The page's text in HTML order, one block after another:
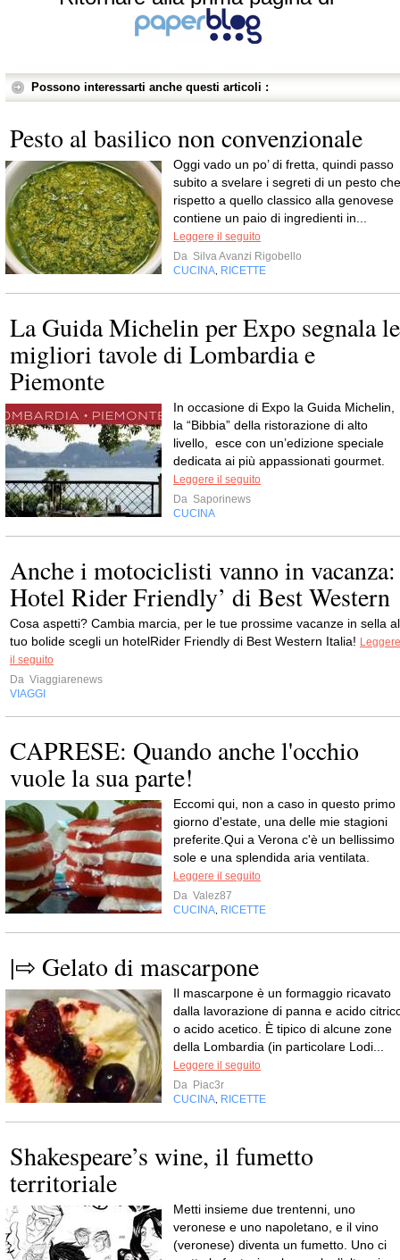
Possono interessarti anche questi articoli :
Pesto al basilico non convenzionale
Oggi vado un po’ di fretta, quindi passo
subito a svelare i segreti di un pesto che
rispetto a quello classico alla genovese
contiene un paio di ingredienti in...
Leggere il seguito
Da Silva Avanzi Rigobello
CUCINA RICETTE
La Guida Michelin per Expo segnala le
migliori tavole di Lombardia e
Piemonte
In occasione di Expo la Guida Michelin,
la “Bibbia” della ristorazione di alto
livello, esce con un’edizione speciale
dedicata ai più appassionati gourmet.
Leggere il seguito
Da Saporinews
CUCINA
Anche i motociclisti vanno in vacanza:
Hotel Rider Friendly’ di Best Western
Cosa aspetti? Cambia marcia, per le tue prossime vacanze in sella al
tuo bolide scegli un hotelRider Friendly di Best Western Italia! Leggere
il seguito
Da Viaggiarenews
VIAGGI
CAPRESE: Quando anche l'occhio
vuole la sua parte!
Eccomi qui, non a caso in questo primo
giorno d'estate, una delle mie stagioni
preferite.Qui a Verona c'è un bellissimo
sole e una splendida aria ventilata.
Leggere il seguito
Da Valez87
CUCINA RICETTE
|⇨ Gelato di mascarpone
Il mascarpone è un formaggio ricavato
dalla lavorazione di panna e acido
o acido acetico. È tipico di alcune zone
della Lombardia (in particolare Lodi...
Leggere il seguito
Da Piac3r
CUCINA RICETTE
Shakespeare’s wine, il fumetto
territoriale
Metti insieme due trentenni, uno
veronese e uno napoletano, e il vino
(veronese) diventa un fumetto. Uno ci